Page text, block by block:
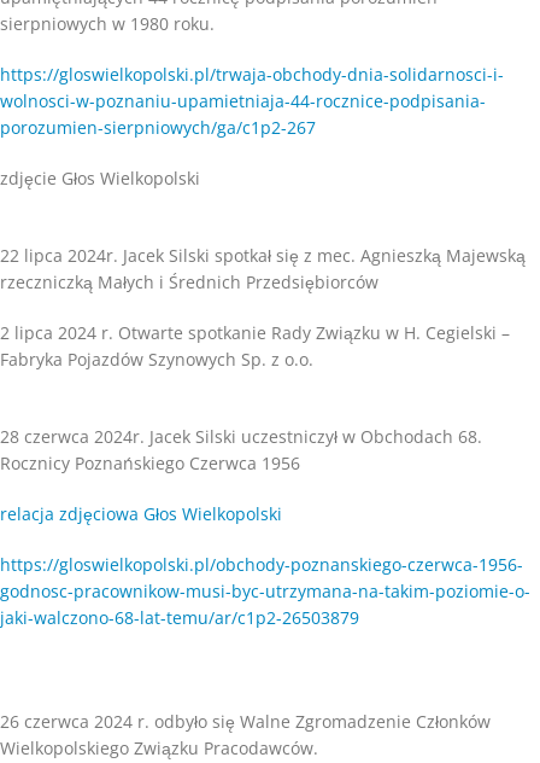
sierpniowych w 1980 roku.
https://gloswielkopolski.pl/trwaja-obchody-dnia-solidarnosci-i-
wolnosci-w-poznaniu-upamietniaja-44-rocznice-podpisania-
porozumien-sierpniowych/ga/c1p2-267
zdjęcie Głos Wielkopolski
22 lipca 2024r. Jacek Silski spotkał się z mec. Agnieszką Majewską
rzeczniczką Małych i Średnich Przedsiębiorców
2 lipca 2024 r. Otwarte spotkanie Rady Związku w H. Cegielski –
Fabryka Pojazdów Szynowych Sp. z o.o.
28 czerwca 2024r. Jacek Silski uczestniczył w Obchodach 68.
Rocznicy Poznańskiego Czerwca 1956
relacja zdjęciowa Głos Wielkopolski
https://gloswielkopolski.pl/obchody-poznanskiego-czerwca-1956-
godnosc-pracownikow-musi-byc-utrzymana-na-takim-poziomie-o-
jaki-walczono-68-lat-temu/ar/c1p2-26503879
26 czerwca 2024 r. odbyło się Walne Zgromadzenie Członków
Wielkopolskiego Związku Pracodawców.